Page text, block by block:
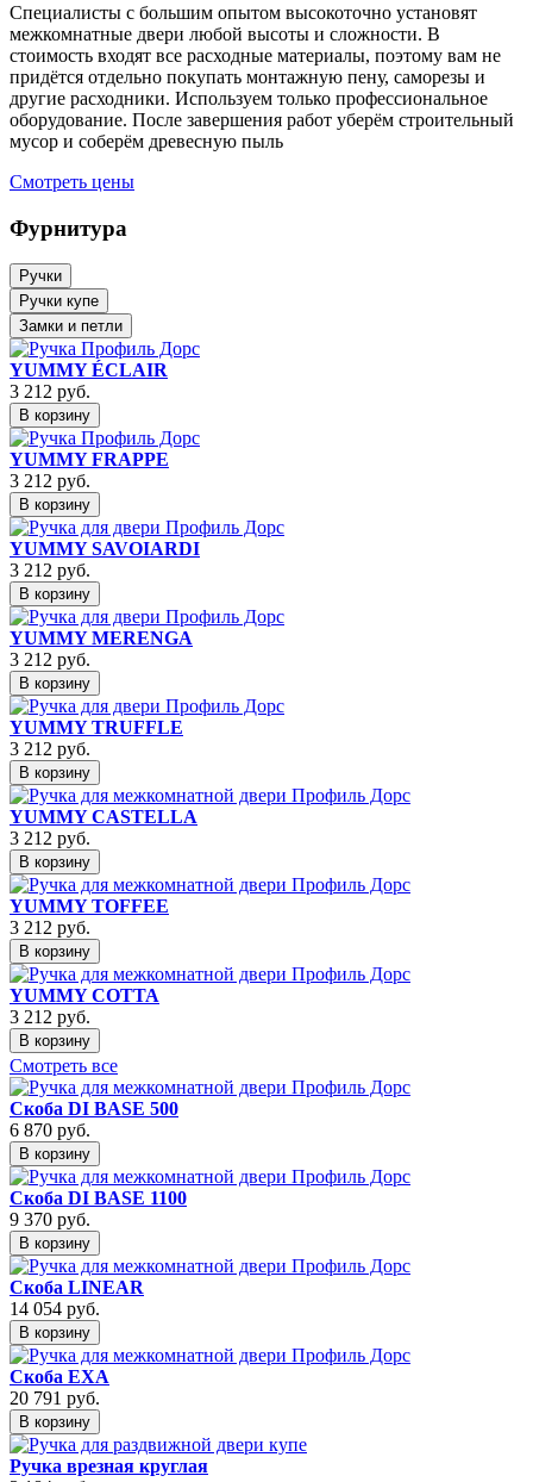
Специалисты с большим опытом высокоточно установят
межкомнатные двери любой высоты и сложности. В
стоимость входят все расходные материалы, поэтому вам не
придётся отдельно покупать монтажную пену, саморезы и
другие расходники. Используем только профессиональное
оборудование. После завершения работ уберём строительный
мусор и соберём древесную пыль
Смотреть цены
Фурнитура
Ручки
Ручки купе
Замки и петли
YUMMY ÉCLAIR
3 212 руб.
В корзину
YUMMY FRAPPE
3 212 руб.
В корзину
YUMMY SAVOIARDI
3 212 руб.
В корзину
YUMMY MERENGA
3 212 руб.
В корзину
YUMMY TRUFFLE
3 212 руб.
В корзину
YUMMY CASTELLA
3 212 руб.
В корзину
YUMMY TOFFEE
3 212 руб.
В корзину
YUMMY COTTA
3 212 руб.
В корзину
Смотреть все
Скоба DI BASE 500
6 870 руб.
В корзину
Скоба DI BASE 1100
9 370 руб.
В корзину
Скоба LINEAR
14 054 руб.
В корзину
Скоба EXA
20 791 руб.
В корзину
Ручка врезная круглая